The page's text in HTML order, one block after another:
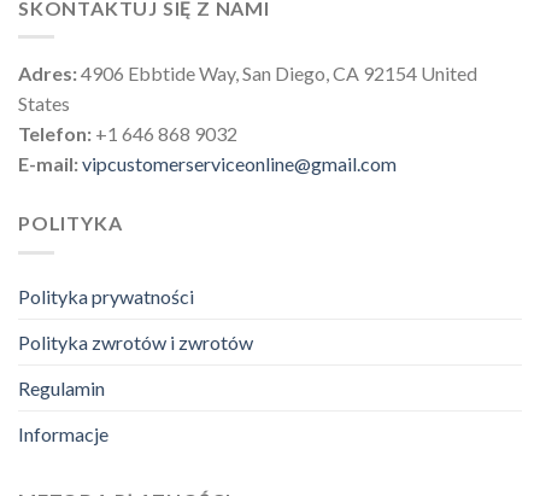
SKONTAKTUJ SIĘ Z NAMI
Adres:4906 Ebbtide Way, San Diego, CA 92154 United
States
Telefon: +1 646 868 9032
E-mail:vipcustomerserviceonline@gmail.com
POLITYKA
Polityka prywatności
Polityka zwrotów i zwrotów
Regulamin
Informacje